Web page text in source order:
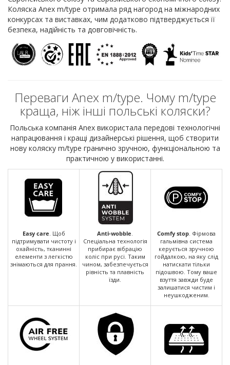
Коляска Anex m/type отримала ряд нагород на міжнародних
конкурсах та виставках, чим додатково підтверджується її
безпека, надійність та довговічність.
Переваги Anex m/type. Чому m/type
краща, ніж інші польські коляски?
Польська компанія Anex використала передові технологічні
напрацювання і кращі дизайнерські рішення, щоб створити
нову коляску m/type гранично зручною, функціональною та
практичною у використанні.
Easy care . Щоб
підтримувати чистоту і
охайність, тканинні
елементи з легкістю
знімаються для прання.
Anti-wobble
Спеціальна технологія
прибирає вібрацію
коліс при русі. Таким
чином, забезпечується
рівність та плавність
їзди.
Comfy stop . Фірмова
гальмівна система
керується зручною
гойдалкою, на яку слід
натискати тільки
підошвою. Тому ваше
взуття завжди буде
залишатися чистим і
неушкодженим.